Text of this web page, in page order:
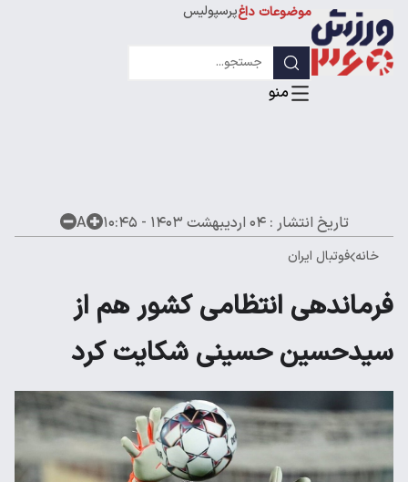
موضوعات داغپرسپولیس
لیگ قهرمانان
تاریخ انتشار :۰۴ اردیبهشت ۱۴۰۳ - ۱۰:۴۵ A
خانه فوتبال ایران
فرماندهی انتظامی کشور هم از
سیدحسین حسینی شکایت کرد